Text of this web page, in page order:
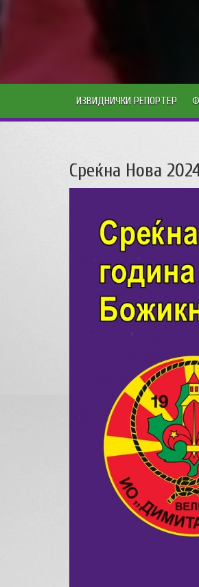
ИЗВИДНИЧКИ РЕПОРТЕР
Среќна Нова